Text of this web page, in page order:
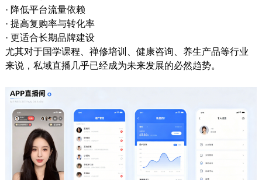
· 降低平台流量依赖
· 提高复购率与转化率
· 更适合长期品牌建设
尤其对于国学课程、禅修培训、健康咨询、养生产品等行业
来说，私域直播几乎已经成为未来发展的必然趋势。